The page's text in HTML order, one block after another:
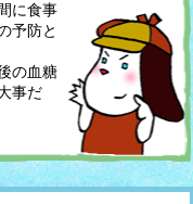
に食事
予防と
の血糖
事だ